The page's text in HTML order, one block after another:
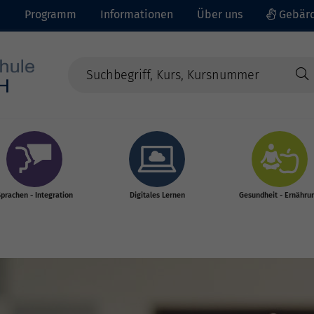
Programm Informationen Über uns
- Integration Digitales Lernen Gesundheit -